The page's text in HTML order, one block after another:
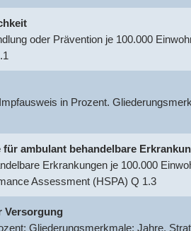
oder Prävention je 100.000
in Prozent.
ambulant behandelbare
Erkrankungen je 100.000
Assessment (HSPA) Q 1.3
Versorgung
Gliederungsmerkmale: Jahre,